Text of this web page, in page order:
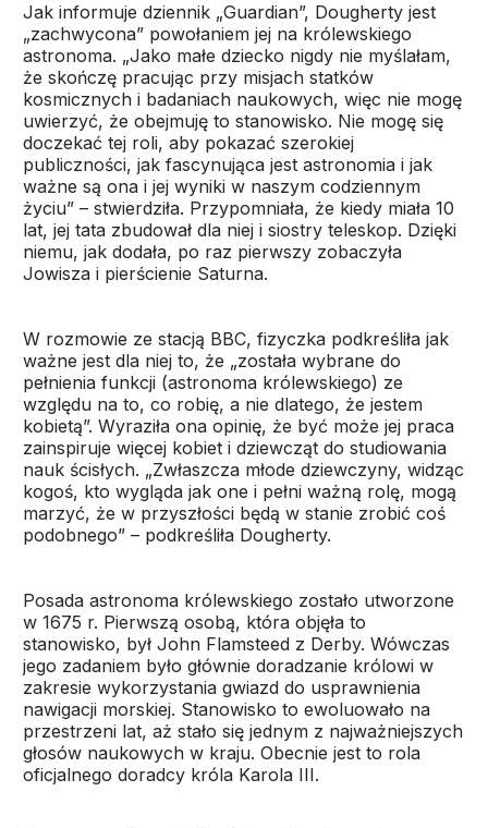
Jak informuje dziennik „Guardian”, Dougherty jest
„zachwycona” powołaniem jej na królewskiego
astronoma. „Jako małe dziecko nigdy nie myślałam,
że skończę pracując przy misjach statków
kosmicznych i badaniach naukowych, więc nie mogę
uwierzyć, że obejmuję to stanowisko. Nie mogę się
doczekać tej roli, aby pokazać szerokiej
publiczności, jak fascynująca jest astronomia i jak
ważne są ona i jej wyniki w naszym codziennym
życiu” – stwierdziła. Przypomniała, że kiedy miała 10
lat, jej tata zbudował dla niej i siostry teleskop. Dzięki
niemu, jak dodała, po raz pierwszy zobaczyła
Jowisza i pierścienie Saturna.
W rozmowie ze stacją BBC, fizyczka podkreśliła jak
ważne jest dla niej to, że „została wybrane do
pełnienia funkcji (astronoma królewskiego) ze
względu na to, co robię, a nie dlatego, że jestem
kobietą”. Wyraziła ona opinię, że być może jej praca
zainspiruje więcej kobiet i dziewcząt do studiowania
nauk ścisłych. „Zwłaszcza młode dziewczyny, widząc
kogoś, kto wygląda jak one i pełni ważną rolę, mogą
marzyć, że w przyszłości będą w stanie zrobić coś
podobnego” – podkreśliła Dougherty.
Posada astronoma królewskiego zostało utworzone
w 1675 r. Pierwszą osobą, która objęła to
stanowisko, był John Flamsteed z Derby. Wówczas
jego zadaniem było głównie doradzanie królowi w
zakresie wykorzystania gwiazd do usprawnienia
nawigacji morskiej. Stanowisko to ewoluowało na
przestrzeni lat, aż stało się jednym z najważniejszych
głosów naukowych w kraju. Obecnie jest to rola
oficjalnego doradcy króla Karola III.